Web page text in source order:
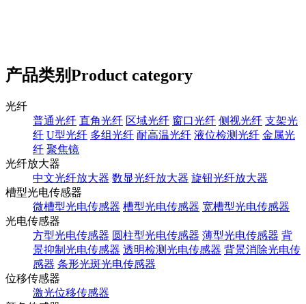
产品类别Product category
光纤
普通光纤 直角光纤 区域光纤 窗口光纤 侧视光纤 支架光
纤 U型光纤 多组光纤 耐高温光纤 液位检测光纤 金属光
纤 聚焦镜
光纤放大器
中文光纤放大器 数显光纤放大器 旋钮光纤放大器
槽型光电传感器
微槽型光电传感器 槽型光电传感器 宽槽型光电传感器
光电传感器
方型光电传感器 圆柱型光电传感器 薄型光电传感器 背
景抑制光电传感器 透明检测光电传感器 背景消除光电传
感器 条形光斑光电传感器
位移传感器
激光位移传感器